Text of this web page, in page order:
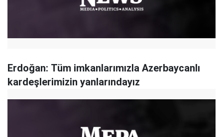
Erdoğan: Tüm imkanlarımızla Azerbaycanlı
kardeşlerimizin yanlarındayız